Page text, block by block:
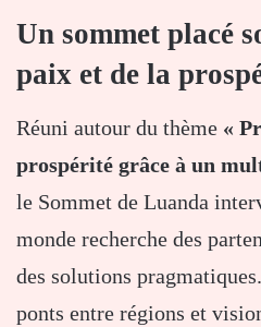
Un sommet placé
paix et de la
Réuni autour du thème «
prospérité grâce à un
le Sommet de Luanda
monde recherche des
des solutions
ponts entre régions et